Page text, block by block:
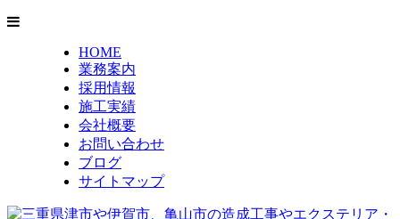
HOME
業務案内
採用情報
施工実績
会社概要
お問い合わせ
ブログ
サイトマップ